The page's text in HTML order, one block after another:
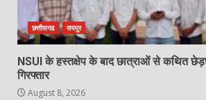
छत्तीसगढ रायपुर
NSUI के हस्तक्षेप के बाद छात्राओं से कथित
गिरफ्तार
August 8, 2026